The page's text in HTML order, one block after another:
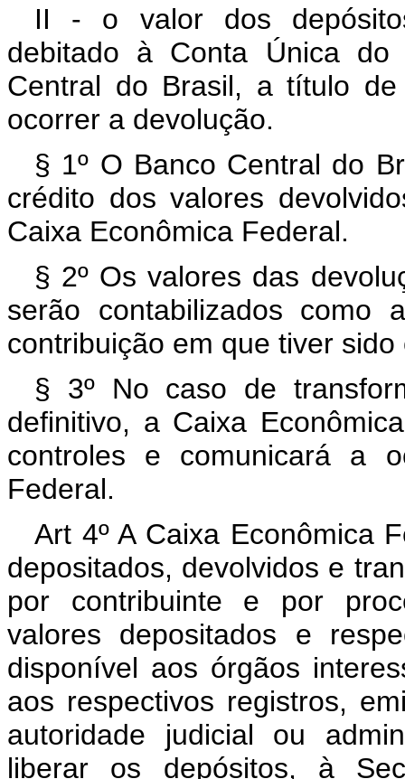
II - o valor dos
debitado à Conta Única do
Central do Brasil, a título
ocorrer a devolução.
§ 1º O Banco Central do
crédito dos valores
Caixa Econômica Federal.
§ 2º Os valores das
serão contabilizados como
contribuição em que tiver
§ 3º No caso de
definitivo, a Caixa
controles e comunicará a
Federal.
Art 4º A Caixa Econômica
depositados, devolvidos e
por contribuinte e por
valores depositados e
disponível aos órgãos
aos respectivos registros,
autoridade judicial ou
liberar os depósitos, à